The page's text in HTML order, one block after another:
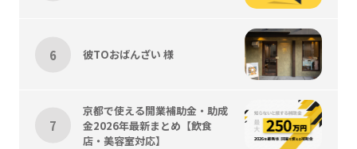
彼TOおばんざい 様
京都で使える開業補助金・助成
金2026年最新まとめ【飲食
店・美容室対応】